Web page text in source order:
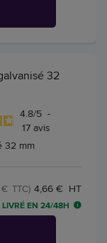
32
4.8/5 -
17avis
32 mm
4,66 € HT
TTC)
LIVRÉ EN 24/48H